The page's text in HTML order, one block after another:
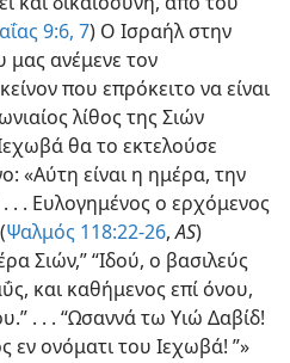
9:6, 7) Ο Ισραήλ στην
μας ανέμενε τον
που επρόκειτο να είναι
λίθος της Σιών
θα το εκτελούσε
«Αύτη είναι η ημέρα, την
. . Ευλογημένος ο ερχόμενος
Ψαλμός 118:22-26,AS)
Σιών,” “Ιδού, ο βασιλεύς
και καθήμενος επί όνου,
. . . “Ωσαννά τω Υιώ Δαβίδ!
εν ονόματι του Ιεχωβά! ”»